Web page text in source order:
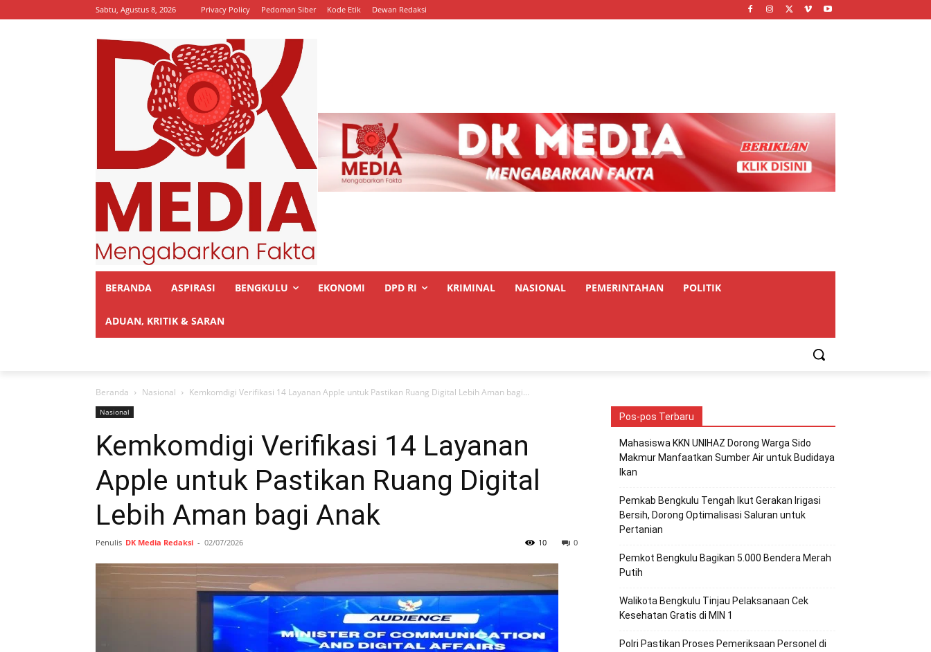
Sabtu, Agustus 8, 2026 Privacy Policy Pedoman Siber Kode Etik Dewan Redaksi
BERANDA ASPIRASI BENGKULU EKONOMI DPD RI KRIMINAL NASIONAL PEMERINTAHAN POLITIK
ADUAN, KRITIK & SARAN
Beranda Nasional Kemkomdigi Verifikasi 14 Layanan Apple untuk Pastikan Ruang Digital Lebih Aman bagi...
Nasional
Kemkomdigi Verifikasi 14 Layanan
Apple untuk Pastikan Ruang Digital
Lebih Aman bagi Anak
Penulis DK Media Redaksi - 02/07/2026 0
10
Pos-pos Terbaru
Mahasiswa KKN UNIHAZ Dorong Warga Sido
Makmur Manfaatkan Sumber Air untuk Budidaya
Ikan
Pemkab Bengkulu Tengah Ikut Gerakan Irigasi
Bersih, Dorong Optimalisasi Saluran untuk
Pertanian
Pemkot Bengkulu Bagikan 5.000 Bendera Merah
Putih
Walikota Bengkulu Tinjau Pelaksanaan Cek
Kesehatan Gratis di MIN 1
Polri Pastikan Proses Pemeriksaan Personel di